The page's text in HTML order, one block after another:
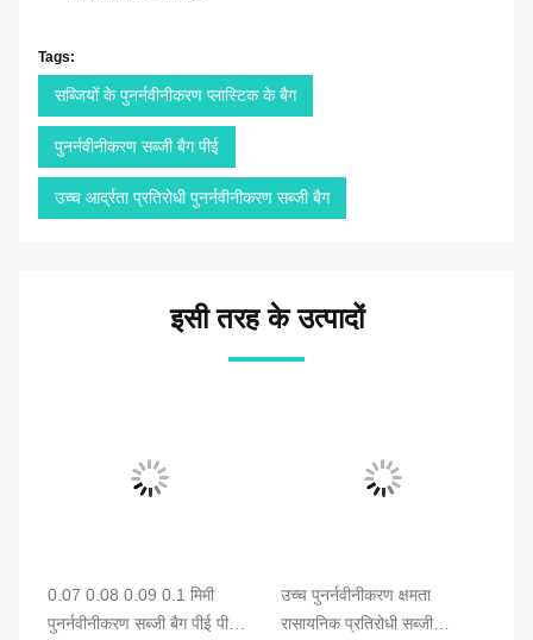
Tags:
सब्जियों के पुनर्नवीनीकरण प्लास्टिक के बैग
पुनर्नवीनीकरण सब्जी बैग पीई
उच्च आर्द्रता प्रतिरोधी पुनर्नवीनीकरण सब्जी बैग
इसी तरह के उत्पादों
0.07 0.08 0.09 0.1 मिमी
पुनर्नवीनीकरण सब्जी बैग पीई पीपी
उच्च पुनर्नवीनीकरण क्षमता
रासायनिक प्रतिरोधी सब्जी